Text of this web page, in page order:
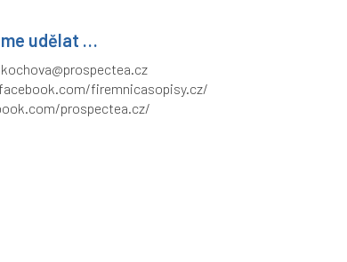
udělat …
firemnicasopisy.cz/
prospectea.cz/